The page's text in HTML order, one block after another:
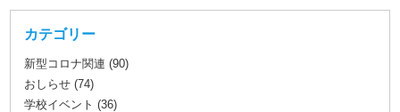
カテゴリー
新型コロナ関連 (90)
おしらせ (74)
学校イベント (36)